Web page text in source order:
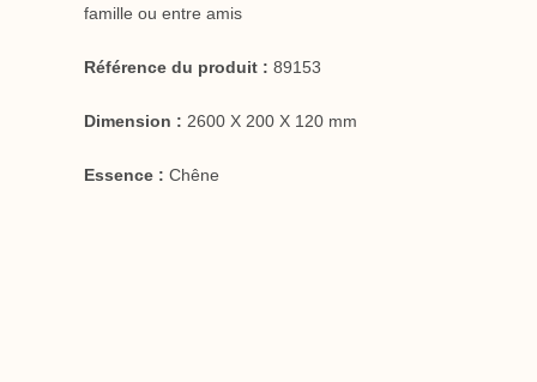
famille ou entre amis
Référence du produit : 89153
Dimension : 2600 X 200 X 120 mm
Essence : Chêne